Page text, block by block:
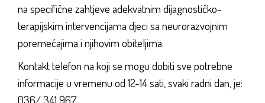
na specifične zahtjeve adekvatnim dijagnostičko-
terapijskim intervencijama djeci sa neurorazvojnim
poremećajima i njihovim obiteljima.
Kontakt telefon na koji se mogu dobiti sve potrebne
informacije u vremenu od 12-14 sati, svaki radni dan, je:
036/ 341 967.